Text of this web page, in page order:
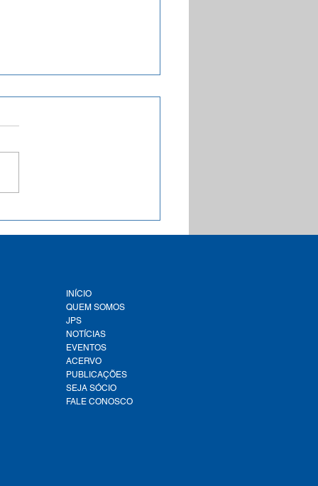
federalINÍCIO
QUEM SOMOS
JPS
NOTÍCIAS
EVENTOS
ACERVO
PUBLICAÇÕES
SEJA SÓCIO
FALE CONOSCO